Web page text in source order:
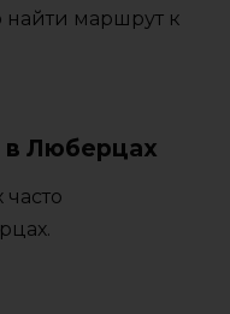
найти маршрут к
в Люберцах